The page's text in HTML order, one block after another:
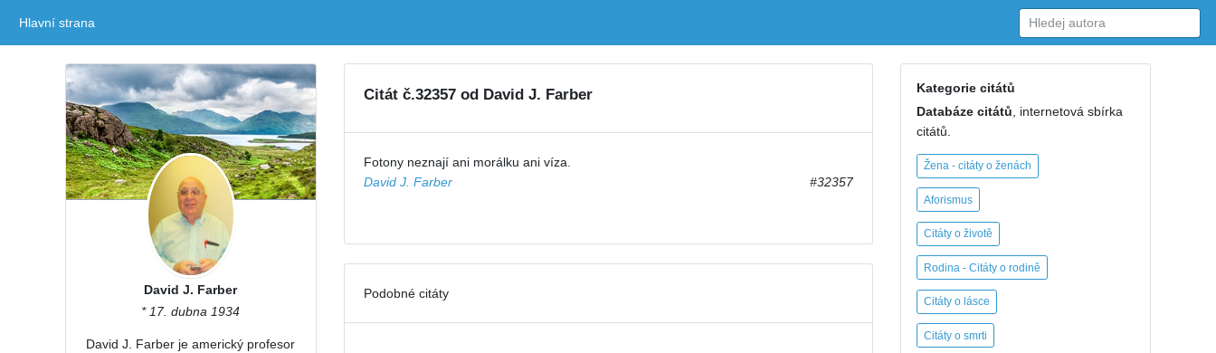
Hlavní strana
David J. Farber
* 17. dubna 1934
David J. Farber je americký profesor
Citát č.32357 od David J. Farber
Fotony neznají ani morálku ani víza.
David J. Farber
#32357
Podobné citáty
Kategorie citátů
Databáze citátů , internetová sbírka
citátů.
Žena - citáty o ženách
Aforismus
Citáty o životě
Rodina - Citáty o rodině
Citáty o lásce
Citáty o smrti